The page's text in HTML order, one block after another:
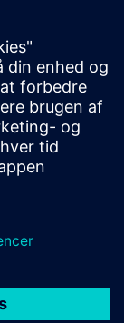
af lokaliteter
der kan
hvilket hjælper
vandtab og